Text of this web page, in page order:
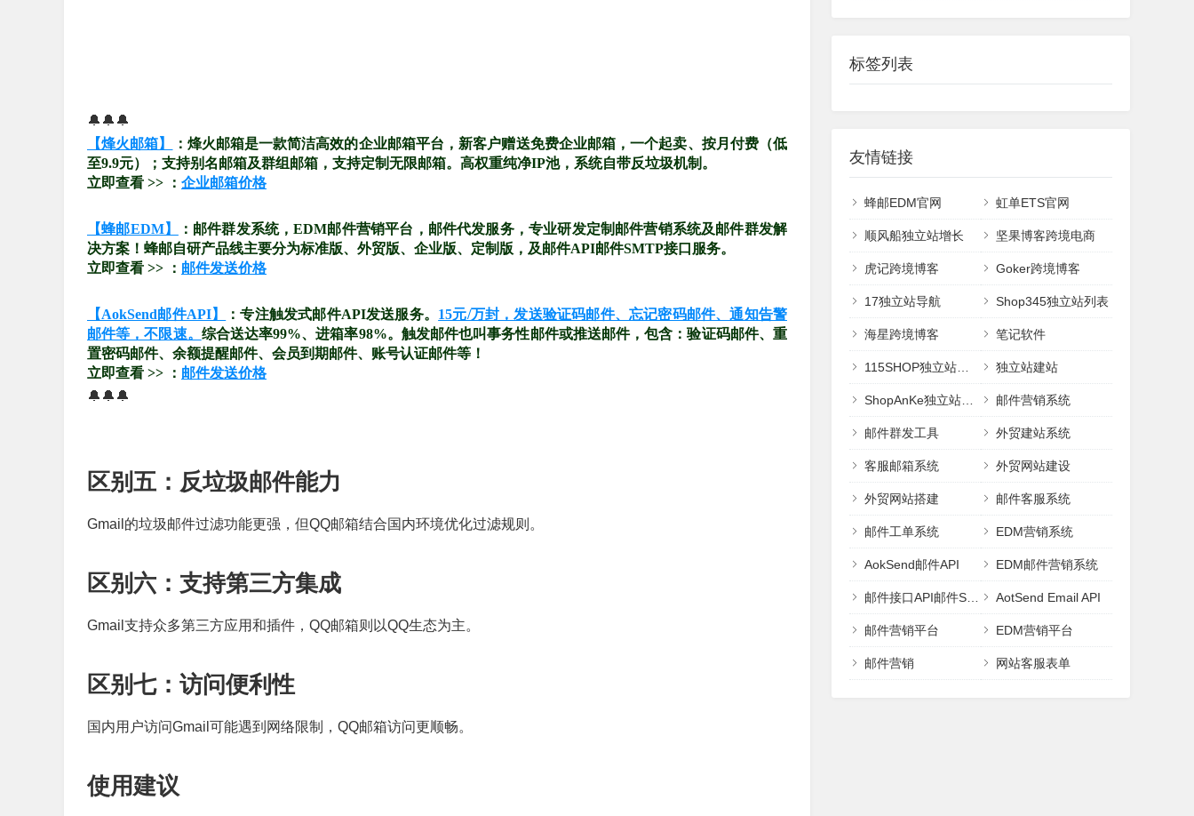
🔔🔔🔔
【烽火邮箱】
：烽火邮箱是一款简洁高效的企业邮箱平台，新客户赠送免费企业邮箱，一个起卖、按月付费（低
至9.9元）；支持别名邮箱及群组邮箱，支持定制无限邮箱。高权重纯净IP池，系统自带反垃圾机制。
立即查看 >> ： 企业邮箱价格
【蜂邮EDM】
：邮件群发系统，EDM邮件营销平台，邮件代发服务，专业研发定制邮件营销系统及邮件群发解
决方案！蜂邮自研产品线主要分为标准版、外贸版、企业版、定制版，及邮件API邮件SMTP接口服务。
立即查看 >> ： 邮件发送价格
【AokSend邮件API】 ：专注触发式邮件API发送服务。 15元/万封，发送验证码邮件、忘记密码邮件、通知告警
邮件等，不限速。 综合送达率99%、进箱率98%。触发邮件也叫事务性邮件或推送邮件，包含：验证码邮件、重
置密码邮件、余额提醒邮件、会员到期邮件、账号认证邮件等！
立即查看 >> ： 邮件发送价格
🔔🔔🔔
区别五：反垃圾邮件能力
Gmail的垃圾邮件过滤功能更强，但QQ邮箱结合国内环境优化过滤规则。
区别六：支持第三方集成
Gmail支持众多第三方应用和插件，QQ邮箱则以QQ生态为主。
区别七：访问便利性
国内用户访问Gmail可能遇到网络限制，QQ邮箱访问更顺畅。
使用建议
标签列表
友情链接
蜂邮EDM官网 虹单ETS官网
顺风船独立站增长 坚果博客跨境电商
虎记跨境博客 Goker跨境博客
17独立站导航 Shop345独立站列表
海星跨境博客 笔记软件
115SHOP独立站建站 独立站建站
ShopAnKe独立站建站 邮件营销系统
邮件群发工具 外贸建站系统
客服邮箱系统 外贸网站建设
外贸网站搭建 邮件客服系统
邮件工单系统 EDM营销系统
AokSend邮件API EDM邮件营销系统
邮件接口API邮件SMTP AotSend Email API
邮件营销平台 EDM营销平台
邮件营销 网站客服表单